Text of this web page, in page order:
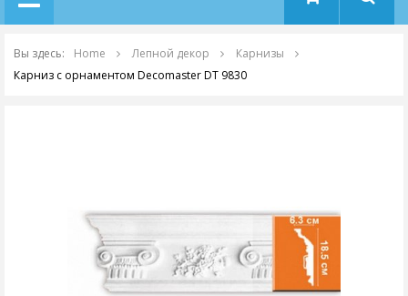
Вы здесь: Home Лепной декор
Карнизы
Карниз с орнаментом Decomaster DT 9830